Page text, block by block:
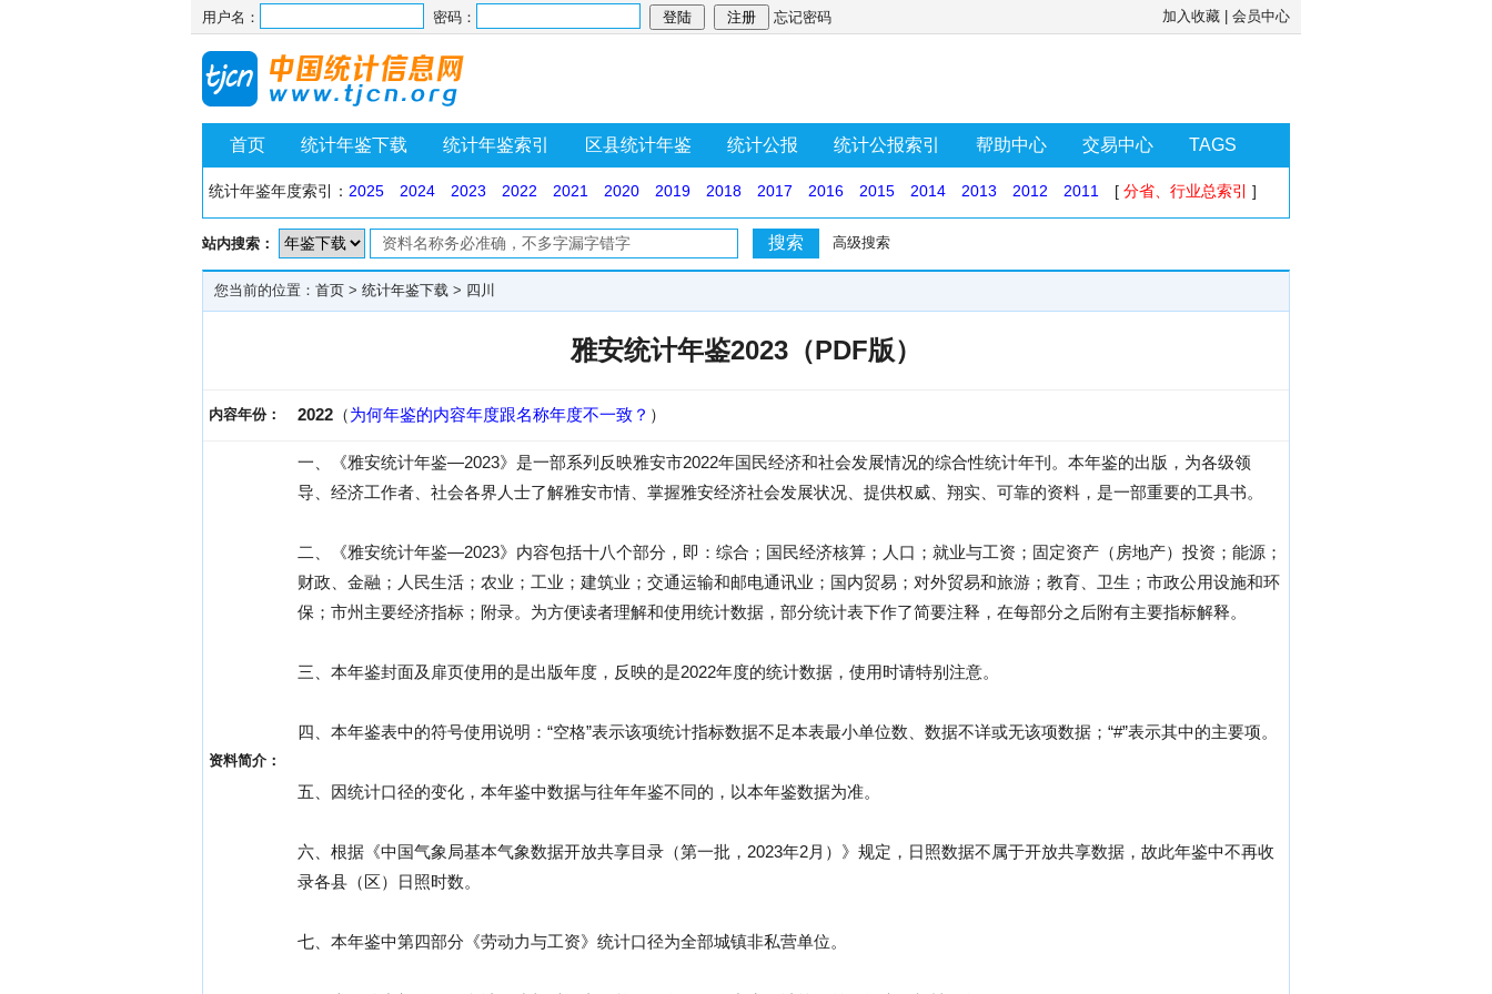
用户名： 密码： 忘记密码 加入收藏 会员中心
首页 统计年鉴下载 统计年鉴索引 区县统计年鉴 统计公报 统计公报索引 帮助中心 交易中心 TAGS
统计年鉴年度索引： 2025 2024 2023 2022 2021 2020 2019 2018 2017 2016 2015 2014 2013 2012 2011 [ 分省、行业总索引 ]
站内搜索： 高级搜索
您当前的位置： 首页 > 统计年鉴下载 > 四川
雅安统计年鉴2023（PDF版）
内容年份： 2022 （为何年鉴的内容年度跟名称年度不一致？ ）
资料简介：
一、《雅安统计年鉴—2023》是一部系列反映雅安市2022年国民经济和社会发展情况的综合性统计年刊。本年鉴的出版，为各级领
导、经济工作者、社会各界人士了解雅安市情、掌握雅安经济社会发展状况、提供权威、翔实、可靠的资料，是一部重要的工具书。
二、《雅安统计年鉴—2023》内容包括十八个部分，即：综合；国民经济核算；人口；就业与工资；固定资产（房地产）投资；能源；
财政、金融；人民生活；农业；工业；建筑业；交通运输和邮电通讯业；国内贸易；对外贸易和旅游；教育、卫生；市政公用设施和环
保；市州主要经济指标；附录。为方便读者理解和使用统计数据，部分统计表下作了简要注释，在每部分之后附有主要指标解释。
三、本年鉴封面及扉页使用的是出版年度，反映的是2022年度的统计数据，使用时请特别注意。
四、本年鉴表中的符号使用说明：“空格”表示该项统计指标数据不足本表最小单位数、数据不详或无该项数据；“#”表示其中的主要项。
五、因统计口径的变化，本年鉴中数据与往年年鉴不同的，以本年鉴数据为准。
六、根据《中国气象局基本气象数据开放共享目录（第一批，2023年2月）》规定，日照数据不属于开放共享数据，故此年鉴中不再收
录各县（区）日照时数。
七、本年鉴中第四部分《劳动力与工资》统计口径为全部城镇非私营单位。